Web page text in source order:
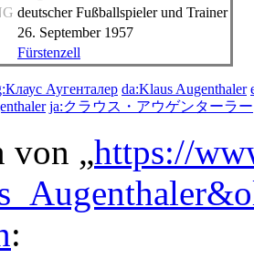
deutscher Fußballspieler und Trainer
26. September 1957
Fürstenzell
Аугенталер da:Klaus Augenthaler
ja:クラウス・アウゲンターラー
von „https://
: